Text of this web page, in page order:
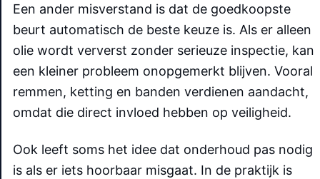
Een ander misverstand is dat de goedkoopste
beurt automatisch de beste keuze is. Als er alleen
olie wordt ververst zonder serieuze inspectie, kan
een kleiner probleem onopgemerkt blijven. Vooral
remmen, ketting en banden verdienen aandacht,
omdat die direct invloed hebben op veiligheid.
Ook leeft soms het idee dat onderhoud pas nodig
is als er iets hoorbaar misgaat. In de praktijk is